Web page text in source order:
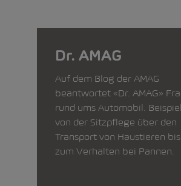
Dr. AMAG
Auf dem Blog der AMAG
beantwortet «Dr. AMAG»
rund ums Automobil.
von der Sitzpflege über den
Transport von Haustieren
zum Verhalten bei Pannen.